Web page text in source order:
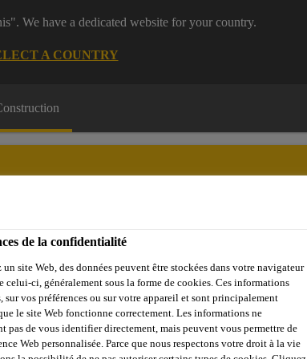
We have a dedicated website for your country.
A COUNTRY
de la confidentialité
site Web, des données peuvent être stockées dans votre navigateur
celui-ci, généralement sous la forme de cookies. Ces informations
sur vos préférences ou sur votre appareil et sont principalement
le site Web fonctionne correctement. Les informations ne
pas de vous identifier directement, mais peuvent vous permettre de
Web personnalisée. Parce que nous respectons votre droit à la vie